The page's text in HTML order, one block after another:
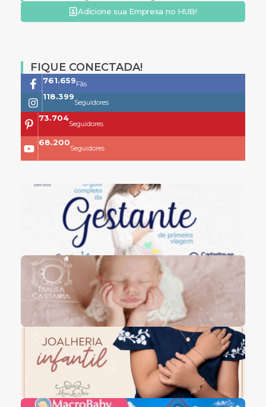
Adicione sua Empresa no HUB!
FIQUE CONECTADA!
761.659Fãs
118.399
Seguidores
73.704
Seguidores
68.200
Seguidores